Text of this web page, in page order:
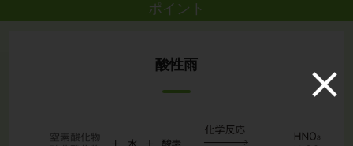
ポイント
酸性雨